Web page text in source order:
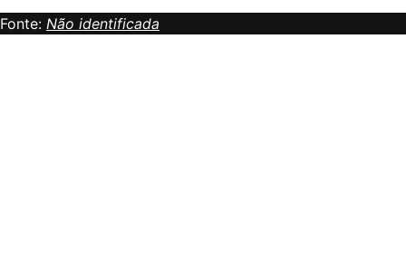
Fonte: Não identificada